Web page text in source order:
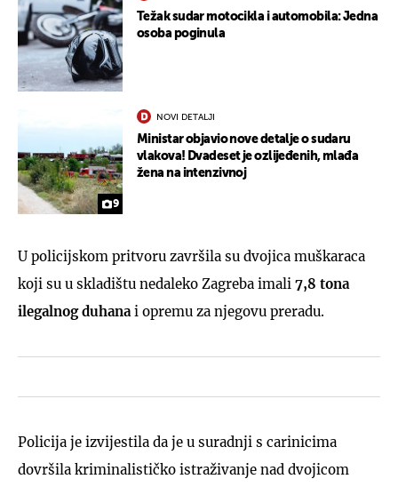
Težak sudar motocikla i automobila: Jedna
osoba poginula
9
NOVI DETALJI
Ministar objavio nove detalje o sudaru
vlakova! Dvadeset je ozlijeđenih, mlađa
žena na intenzivnoj
U policijskom pritvoru završila su dvojica muškaraca
koji su u skladištu nedaleko Zagreba imali 7,8 tona
ilegalnog duhana i opremu za njegovu preradu.
Policija je izvijestila da je u suradnji s carinicima
dovršila kriminalističko istraživanje nad dvojicom